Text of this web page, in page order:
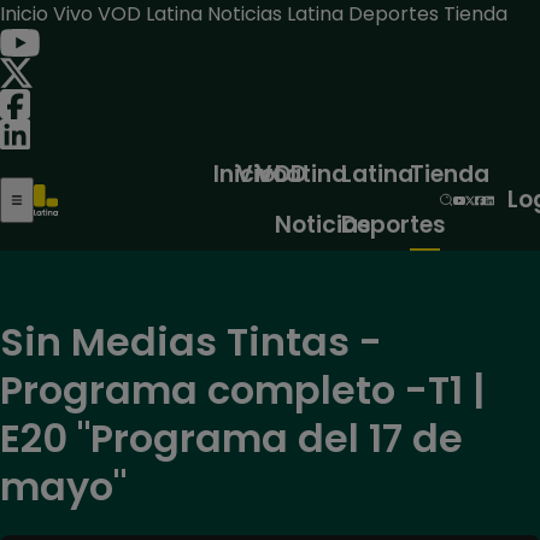
Inicio Vivo VOD Latina Noticias Latina Deportes Tienda
Inicio
Vivo
VOD
Latina
Noticias
Latina
Deportes
Tienda
Sin Medias Tintas -
Programa completo -T1 |
E20 "Programa del 17 de
mayo"